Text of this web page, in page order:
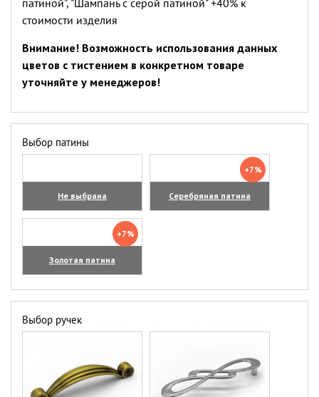
стоимости изделия
Внимание! Возможность использования данных
цветов с тистением в конкретном товаре
уточняйте у менеджеров!
Выбор патины
Не выбрана Серебряная патина
+7%
Золотая патина
+7%
Выбор ручек